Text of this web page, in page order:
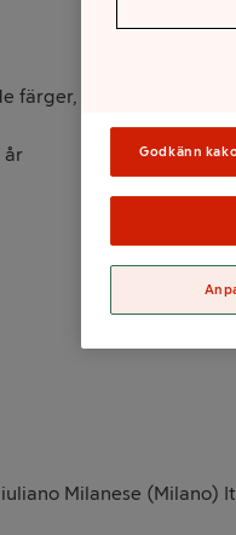
färger, färg kan ej väljas
år
Milanese (Milano)
Godkänn